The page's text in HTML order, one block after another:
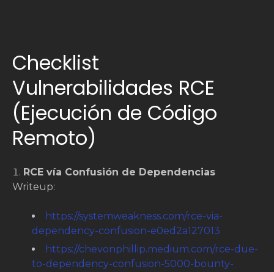
Checklist
Vulnerabilidades RCE
(Ejecución de Código
Remoto)
RCE vía Confusión de Dependencias
Writeup:
https://systemweakness.com/rce-via-
dependency-confusion-e0ed2a127013
https://chevonphillip.medium.com/rce-due-
to-dependency-confusion-5000-bounty-